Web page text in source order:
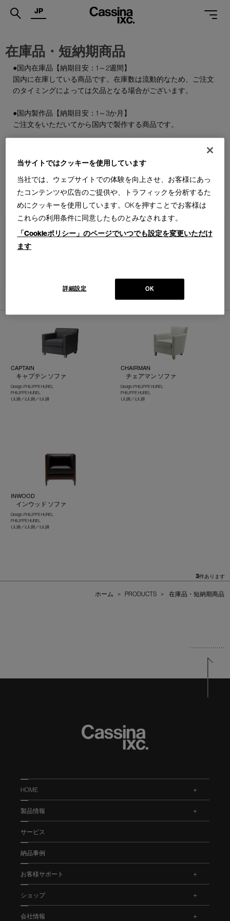
.
SERVICES
MAGAZINE
SHOPS
CATALOGUES
PROFESSIONAL
ONLINE STORE お問合せ
JP
在庫品・短納期商品
●国内在庫品【納期目安：1～2週間】
国内に在庫している商品です。在庫数は流動的なため、ご注文
のタイミングによっては欠品となる場合がございます。
●国内製作品【納期目安：1～3か月】
ご注文をいただいてから国内で製作する商品です。
通常はお届けまで約6か月を要する輸入商品の一部を、期間限
定で国内在庫としてご用意しております。数量限定のため、な
くなり次第終了となります。
件あります
CAPTAIN
キャプテン ソファ
Design : PHILIPPE HUREL
PHILIPPE HUREL
1人掛／2人掛／3人掛
CHAIRMAN
チェアマン ソファ
Design : PHILIPPE HUREL
PHILIPPE HUREL
1人掛／2人掛
INWOOD
インウッド ソファ
Design : PHILIPPE HUREL
PHILIPPE HUREL
1人掛／2人掛／3人掛
3件あります
ホーム > PRODUCTS > 在庫品・短納期商品
HOME
製品情報
サービス
納品事例
お客様サポート
ショップ
会社情報
当サイトではクッキーを使用しています
当社では、ウェブサイトでの体験を向上させ、お客様にあっ
たコンテンツや広告のご提供や、トラフィックを分析するた
めにクッキーを使用しています。OKを押すことでお客様は
これらの利用条件に同意したものとみなされます。
「Cookieポリシー」のページでいつでも設定を変更いただけ
ます
OK
詳細設定